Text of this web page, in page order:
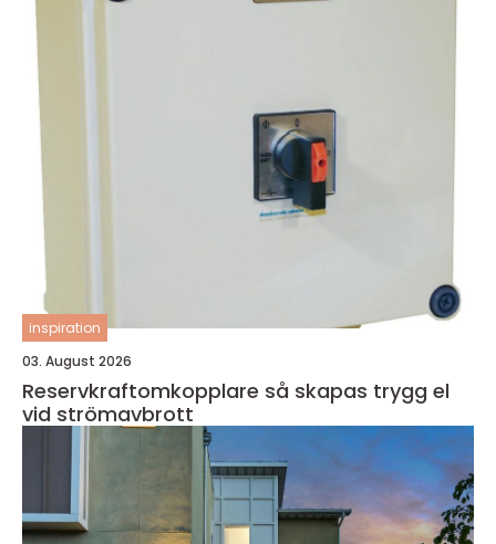
inspiration
03. August 2026
Reservkraftomkopplare så skapas trygg el
vid strömavbrott